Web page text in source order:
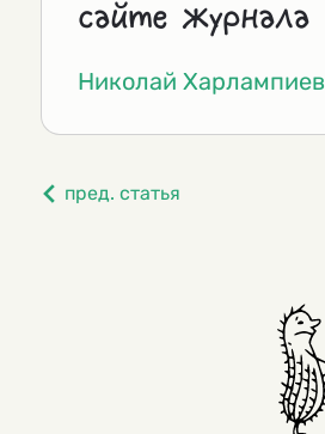
сайте журнала
Николай Харлампиев
пред. статья